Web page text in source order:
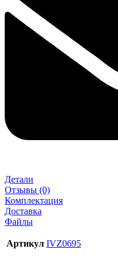
Детали
Отзывы (0)
Комплектация
Доставка
Файлы
Артикул IVZ0695